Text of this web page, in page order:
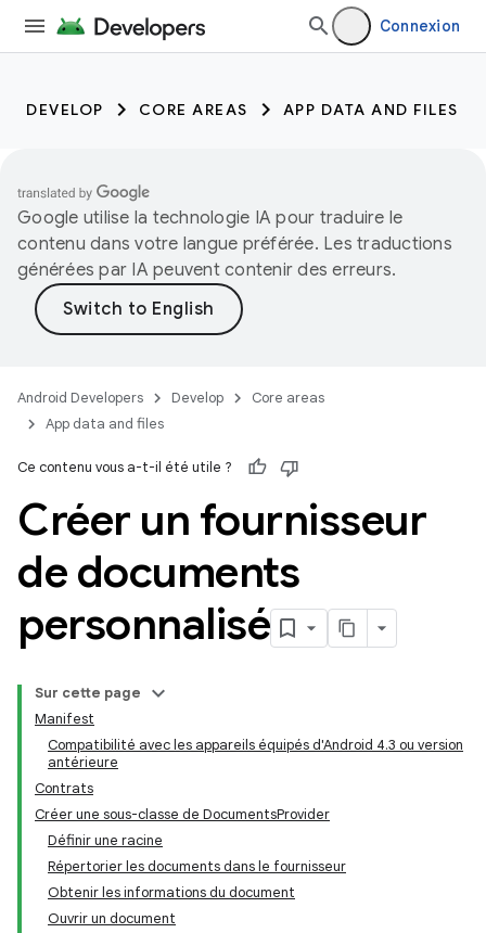
Connexion
DEVELOP CORE AREAS APP DATA AND FILES
Google utilise la technologie IA pour traduire le
contenu dans votre langue préférée. Les traductions
générées par IA peuvent contenir des erreurs.
Android Developers Develop
Core areas
App data and files
Ce contenu vous a-t-il été utile ?
Créer un fournisseur
de documents
personnalisé
Sur cette page
Manifest
Compatibilité avec les appareils équipés d'Android 4.3 ou version
antérieure
Contrats
Créer une sous-classe de DocumentsProvider
Définir une racine
Répertorier les documents dans le fournisseur
Obtenir les informations du document
Ouvrir un document